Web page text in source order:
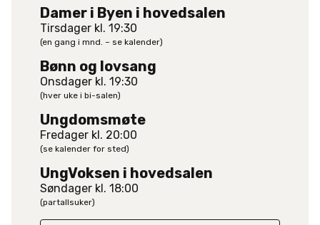
Damer i Byen i hovedsalen
Tirsdager kl. 19:30
(en gang i mnd. – se kalender)
Bønn og lovsang
Onsdager kl. 19:30
(hver uke i bi-salen)
Ungdomsmøte
Fredager kl. 20:00
(se kalender for sted)
UngVoksen i hovedsalen
Søndager kl. 18:00
(partallsuker)